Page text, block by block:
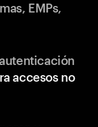
EMPs,
accesos no